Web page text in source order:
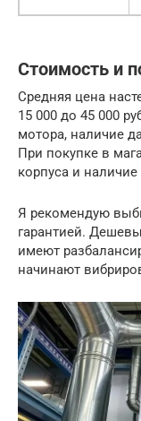
Стоимость и
Средняя цена
15 000 до 45 000
мотора, наличие
При покупке в
корпуса и
Я рекомендую
гарантией.
имеют
начинают